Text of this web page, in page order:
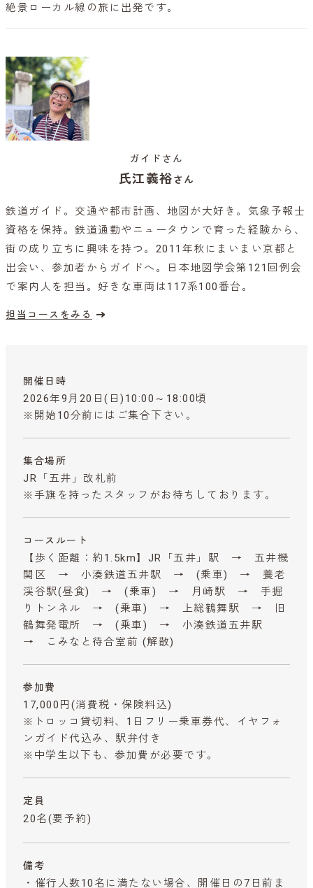
絶景ローカル線の旅に出発です。
ガイドさん
氏江義裕さん
鉄道ガイド。交通や都市計画、地図が大好き。気象予報士
資格を保持。鉄道通勤やニュータウンで育った経験から、
街の成り立ちに興味を持つ。2011年秋にまいまい京都と
出会い、参加者からガイドへ。日本地図学会第121回例会
で案内人を担当。好きな車両は117系100番台。
担当コースをみる
開催日時
2026年9月20日(日)10:00～18:00頃
※開始10分前にはご集合下さい。
集合場所
JR「五井」改札前
※手旗を持ったスタッフがお待ちしております。
コースルート
【歩く距離：約1.5km】JR「五井」駅 → 五井機
関区 → 小湊鉄道五井駅 → (乗車) → 養老
渓谷駅(昼食) → (乗車) → 月崎駅 → 手掘
りトンネル → (乗車) → 上総鶴舞駅 → 旧
鶴舞発電所 → (乗車) → 小湊鉄道五井駅
→ こみなと待合室前 (解散)
参加費
17,000円 (消費税・保険料込)
※トロッコ貸切料、1日フリー乗車券代、イヤフォ
ンガイド代込み、駅弁付き
※中学生以下も、参加費が必要です。
定員
20名(要予約)
備考
・催行人数10名に満たない場合、開催日の7日前ま